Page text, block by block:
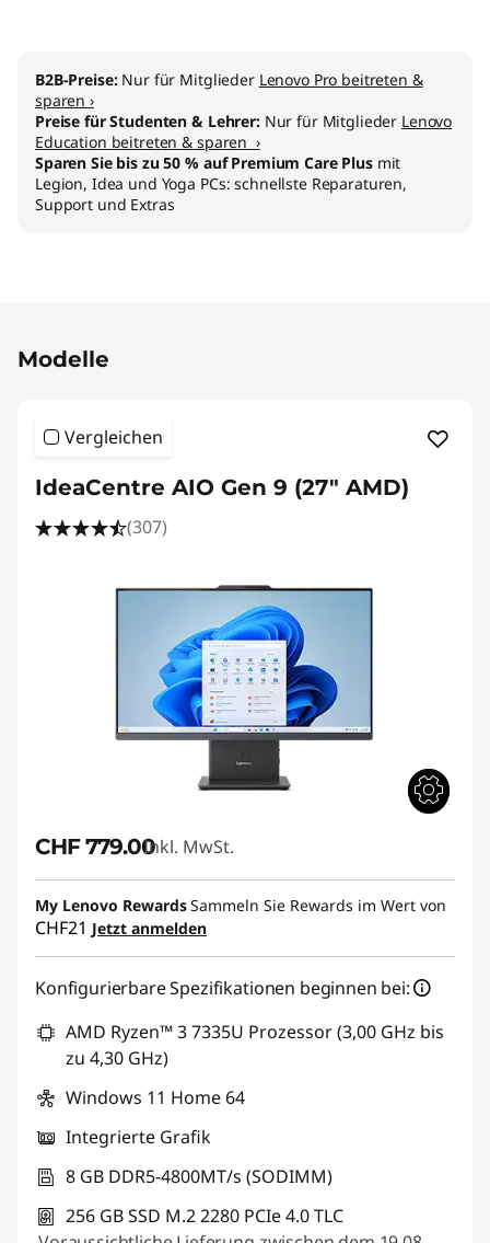
B2B-Preise: Nur für Mitglieder Lenovo Pro beitreten &
sparen ›
Preise für Studenten & Lehrer: Nur für Mitglieder Lenovo
Education beitreten & sparen ›
Sparen Sie bis zu 50 % auf Premium Care Plusmit
Legion, Idea und Yoga PCs: schnellste Reparaturen,
Support und Extras
Modelle
Vergleichen
IdeaCentre AIO Gen 9 (27" AMD)
(307)
CHF 779.00Inkl. MwSt.
My Lenovo RewardsSammeln Sie Rewards im Wert von
CHF21 Jetzt anmelden
Konfigurierbare Spezifikationen beginnen bei:
AMD Ryzen™ 3 7335U Prozessor (3,00 GHz bis
zu 4,30 GHz)
Windows 11 Home 64
Integrierte Grafik
8 GB DDR5-4800MT/s (SODIMM)
256 GB SSD M.2 2280 PCIe 4.0 TLC